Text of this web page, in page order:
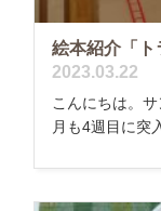
絵本紹介「ト
2023.03.22
こんにちは。
月も4週目に突